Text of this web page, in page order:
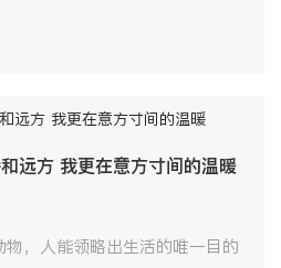
远方 我更在意方寸间的温暖
，人能领略出生活的唯一目的